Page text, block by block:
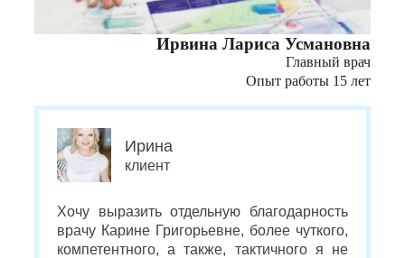
Ирвина Лариса Усмановна
Главный врач
Опыт работы 15 лет
Ирина
клиент
Хочу выразить отдельную благодарность
врачу Карине Григорьевне, более чуткого,
компетентного, а также, тактичного я не